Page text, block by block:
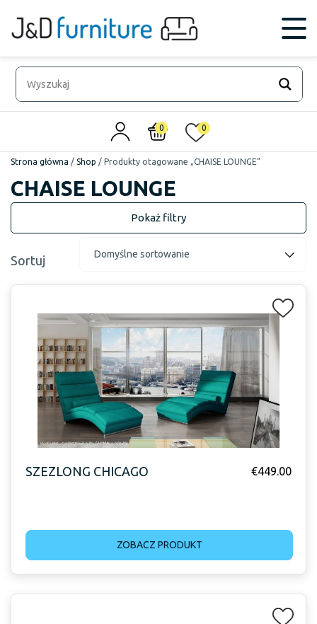
0 0
Strona główna / Shop / Produkty otagowane „CHAISE LOUNGE”
CHAISE LOUNGE
Sortuj
SZEZLONG CHICAGO €449.00
ZOBACZ PRODUKT